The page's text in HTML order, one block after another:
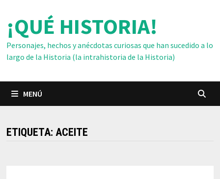
contenido
¡QUÉ HISTORIA!
Personajes, hechos y anécdotas curiosas que han sucedido a lo
largo de la Historia (la intrahistoria de la Historia)
MENÚ
ETIQUETA: ACEITE